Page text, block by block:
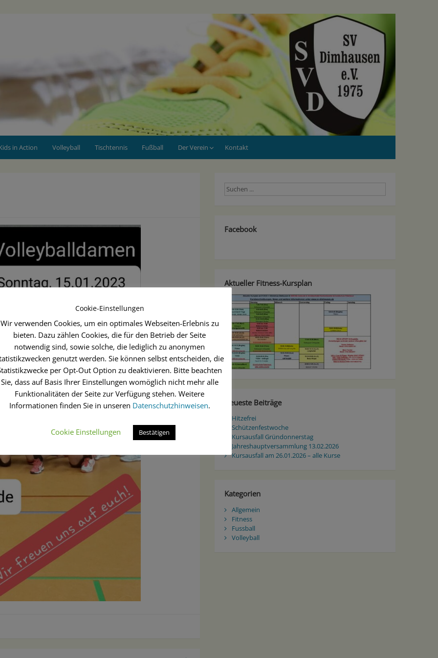
in Action Volleyball Tischtennis Fußball Der Verein Kontakt
Facebook
Aktueller Fitness-Kursplan
Neueste Beiträge
Hitzefrei
Schützenfestwoche
Kursausfall Gründonnerstag
Jahreshauptversammlung 13.02.2026
Kursausfall am 26.01.2026 – alle Kurse
Kategorien
Allgemein
Fitness
Fussball
Volleyball
Cookie-Einstellungen
Wir verwenden Cookies, um ein optimales Webseiten-Erlebnis zu
bieten. Dazu zählen Cookies, die für den Betrieb der Seite
notwendig sind, sowie solche, die lediglich zu anonymen
genutzt werden. Sie können selbst entscheiden, die
per Opt-Out Option zu deaktivieren. Bitte beachten
Sie, dass auf Basis Ihrer Einstellungen womöglich nicht mehr alle
Funktionalitäten der Seite zur Verfügung stehen. Weitere
Informationen finden Sie in unseren Datenschutzhinweisen.
Cookie Einstellungen Bestätigen